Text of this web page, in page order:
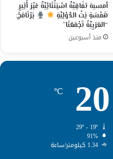
أمسية ثقَافِيَّةٌ اسْتِثْنَائِيَّةٌ عَبْرَ أَثِيرِ
هَمْسَةِ نِتْ الدَّوْلِيَّةِ
بَرْنَامَجُ:
“العَرَبِيَّةُ تَجْمَعُنَا”
منذ أسبوعين
20
℃
91%
1.34 كيلومتر/ساعة